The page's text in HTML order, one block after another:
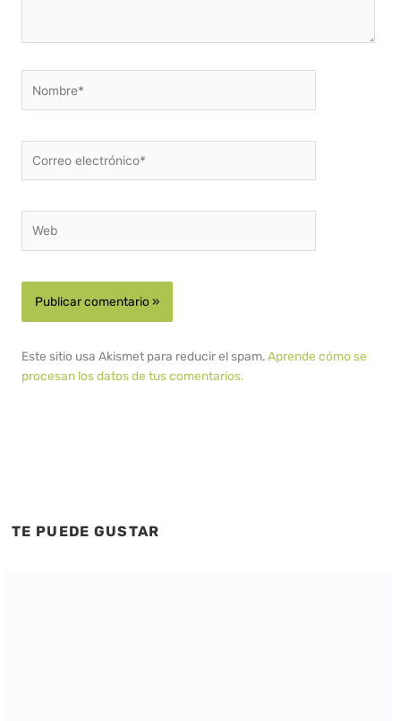
electrónico*
Este sitio usa Akismet para reducir el spam.Aprende cómo se
procesan los datos de tus comentarios.
TE PUEDE GUSTAR